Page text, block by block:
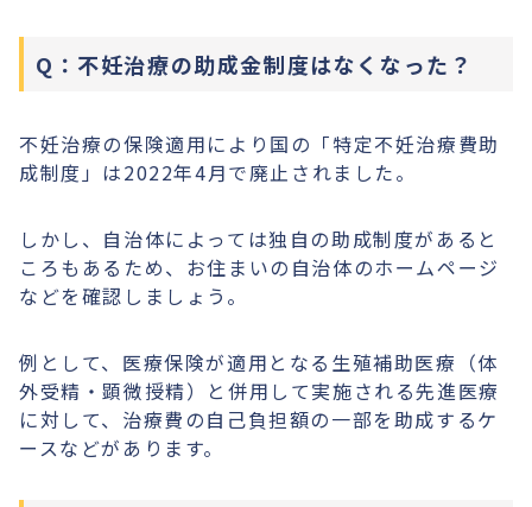
Q：不妊治療の助成金制度はなくなった？
不妊治療の保険適用により国の「特定不妊治療費助
成制度」は2022年4月で廃止されました。
しかし、自治体によっては独自の助成制度があると
ころもあるため、お住まいの自治体のホームページ
などを確認しましょう。
例として、医療保険が適用となる生殖補助医療（体
外受精・顕微授精）と併用して実施される先進医療
に対して、治療費の自己負担額の一部を助成するケ
ースなどがあります。